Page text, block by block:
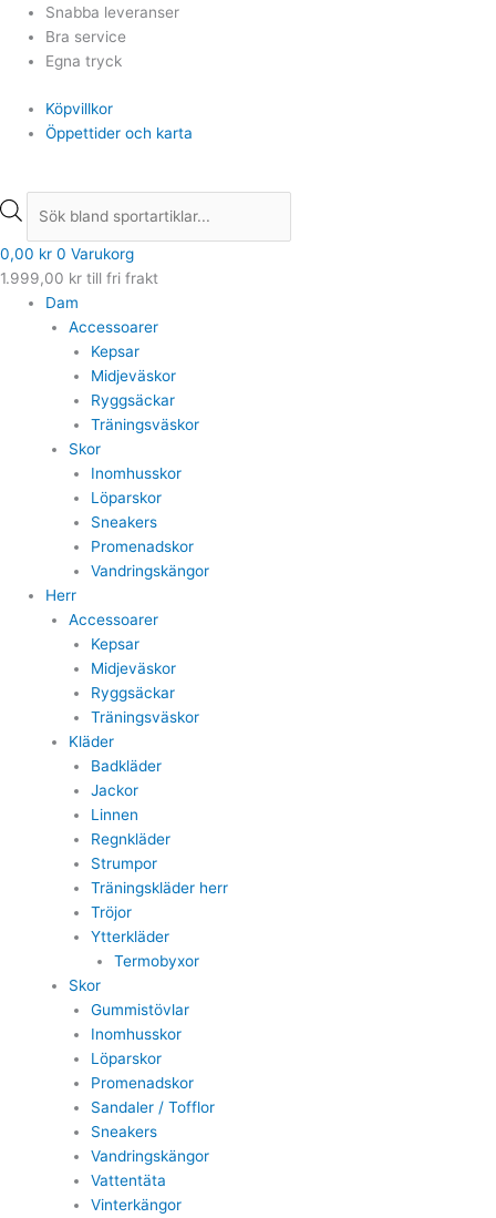
Hoppa
innehåll
Snabba leveranser
Bra service
Egna tryck
Köpvillkor
Öppettider och karta
Products
search
0,00 kr 0 Varukorg
1.999,00 kr till fri frakt
Dam
Accessoarer
Kepsar
Midjeväskor
Ryggsäckar
Träningsväskor
Skor
Inomhusskor
Löparskor
Sneakers
Promenadskor
Vandringskängor
Herr
Accessoarer
Kepsar
Midjeväskor
Ryggsäckar
Träningsväskor
Kläder
Badkläder
Jackor
Linnen
Regnkläder
Strumpor
Träningskläder herr
Tröjor
Ytterkläder
Termobyxor
Skor
Gummistövlar
Inomhusskor
Löparskor
Promenadskor
Sandaler / Tofflor
Sneakers
Vandringskängor
Vattentäta
Vinterkängor
Products
search